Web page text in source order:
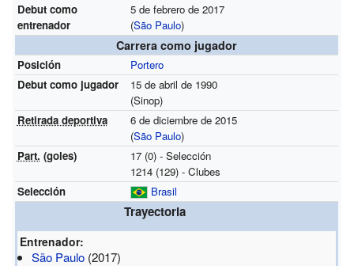
Debut como
entrenador
5 de febrero de 2017
(São Paulo)
Carrera como jugador
Posición
Portero
Debut como jugador
15 de abril de 1990
(Sinop)
Retirada deportiva
6 de diciembre de 2015
(São Paulo)
Part. (goles)
17 (0) - Selección
1214 (129) - Clubes
Selección
Brasil
Trayectoria
Entrenador:
São Paulo (2017)